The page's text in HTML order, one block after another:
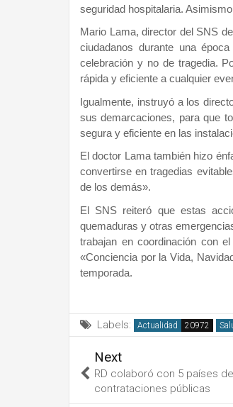
seguridad hospitalaria.
Mario Lama, director del SNS
ciudadanos durante una
celebración y no de tragedia.
rápida y eficiente a cualquier
Igualmente, instruyó a los
sus demarcaciones, para que
segura y eficiente en las
El doctor Lama también hizo
convertirse en tragedias
de los demás».
El SNS reiteró que estas
quemaduras y otras
trabajan en coordinación con
«Conciencia por la Vida,
temporada.
Labels: Actualidad
Next
RD colaboró con 5 países
contrataciones públicas